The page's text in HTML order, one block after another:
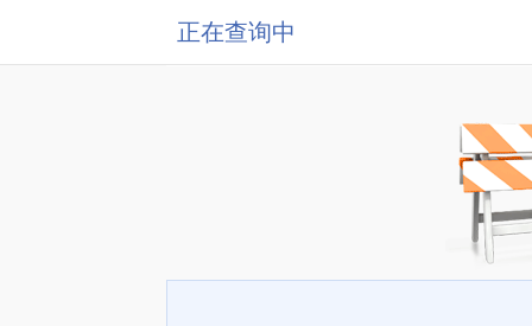
正在查询中